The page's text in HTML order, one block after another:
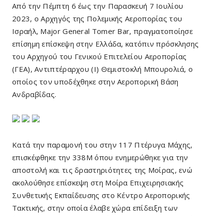
Από την Πέμπτη 6 έως την Παρασκευή 7 Ιουλίου
2023, ο Αρχηγός της Πολεμικής Αεροπορίας του
Ισραήλ, Major General Tomer Bar, πραγματοποίησε
επίσημη επίσκεψη στην Ελλάδα, κατόπιν πρόσκλησης
του Αρχηγού του Γενικού Επιτελείου Αεροπορίας
(ΓΕΑ), Αντιπτέραρχου (Ι) Θεμιστοκλή Μπουρολιά, ο
οποίος τον υποδέχθηκε στην Αεροπορική Βάση
Ανδραβίδας.
Κατά την παραμονή του στην 117 Πτέρυγα Μάχης,
επισκέφθηκε την 338Μ όπου ενημερώθηκε για την
αποστολή και τις δραστηριότητες της Μοίρας, ενώ
ακολούθησε επίσκεψη στη Μοίρα Επιχειρησιακής
Συνθετικής Εκπαίδευσης στο Κέντρο Αεροπορικής
Τακτικής, στην οποία έλαβε χώρα επίδειξη των